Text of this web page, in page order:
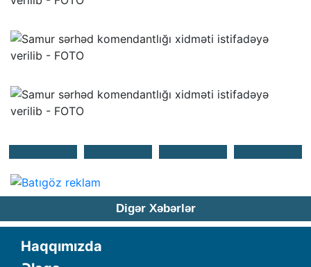
Digər Xəbərlər
Haqqımızda